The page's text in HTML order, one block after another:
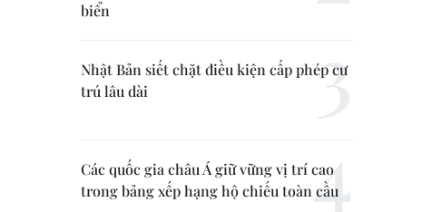
biển
Nhật Bản siết chặt điều kiện cấp phép cư
trú lâu dài
Các quốc gia châu Á giữ vững vị trí cao
trong bảng xếp hạng hộ chiếu toàn cầu